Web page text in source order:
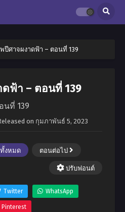
พปีศาจผงาดฟ้า – ตอนที่ 139
ดฟ้า – ตอนที่ 139
นที่ 139
on กุมภาพันธ์ 5, 2023
งหมด ตอนต่อไป
ปรับฟอนต์
Twitter WhatsApp
Pinterest